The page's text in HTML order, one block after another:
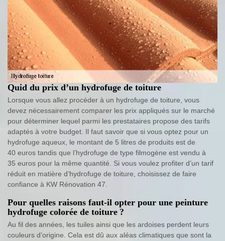
Quid du prix d’un hydrofuge de toiture
Lorsque vous allez procéder à un hydrofuge de toiture, vous
devez nécessairement comparer les prix appliqués sur le marché
pour déterminer lequel parmi les prestataires propose des tarifs
adaptés à votre budget. Il faut savoir que si vous optez pour un
hydrofuge aqueux, le montant de 5 litres de produits est de
40 euros tandis que l’hydrofuge de type filmogène est vendu à
35 euros pour la même quantité. Si vous voulez profiter d’un tarif
réduit en matière d’hydrofuge de toiture, choisissez de faire
confiance à KW Rénovation 47.
Pour quelles raisons faut-il opter pour une peinture
hydrofuge colorée de toiture ?
Au fil des années, les tuiles ainsi que les ardoises perdent leurs
couleurs d’origine. Cela est dû aux aléas climatiques que sont la